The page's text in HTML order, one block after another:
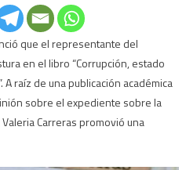
que el representante del
en el libro “Corrupción, estado
raíz de una publicación académica
sobre el expediente sobre la
Carreras promovió una